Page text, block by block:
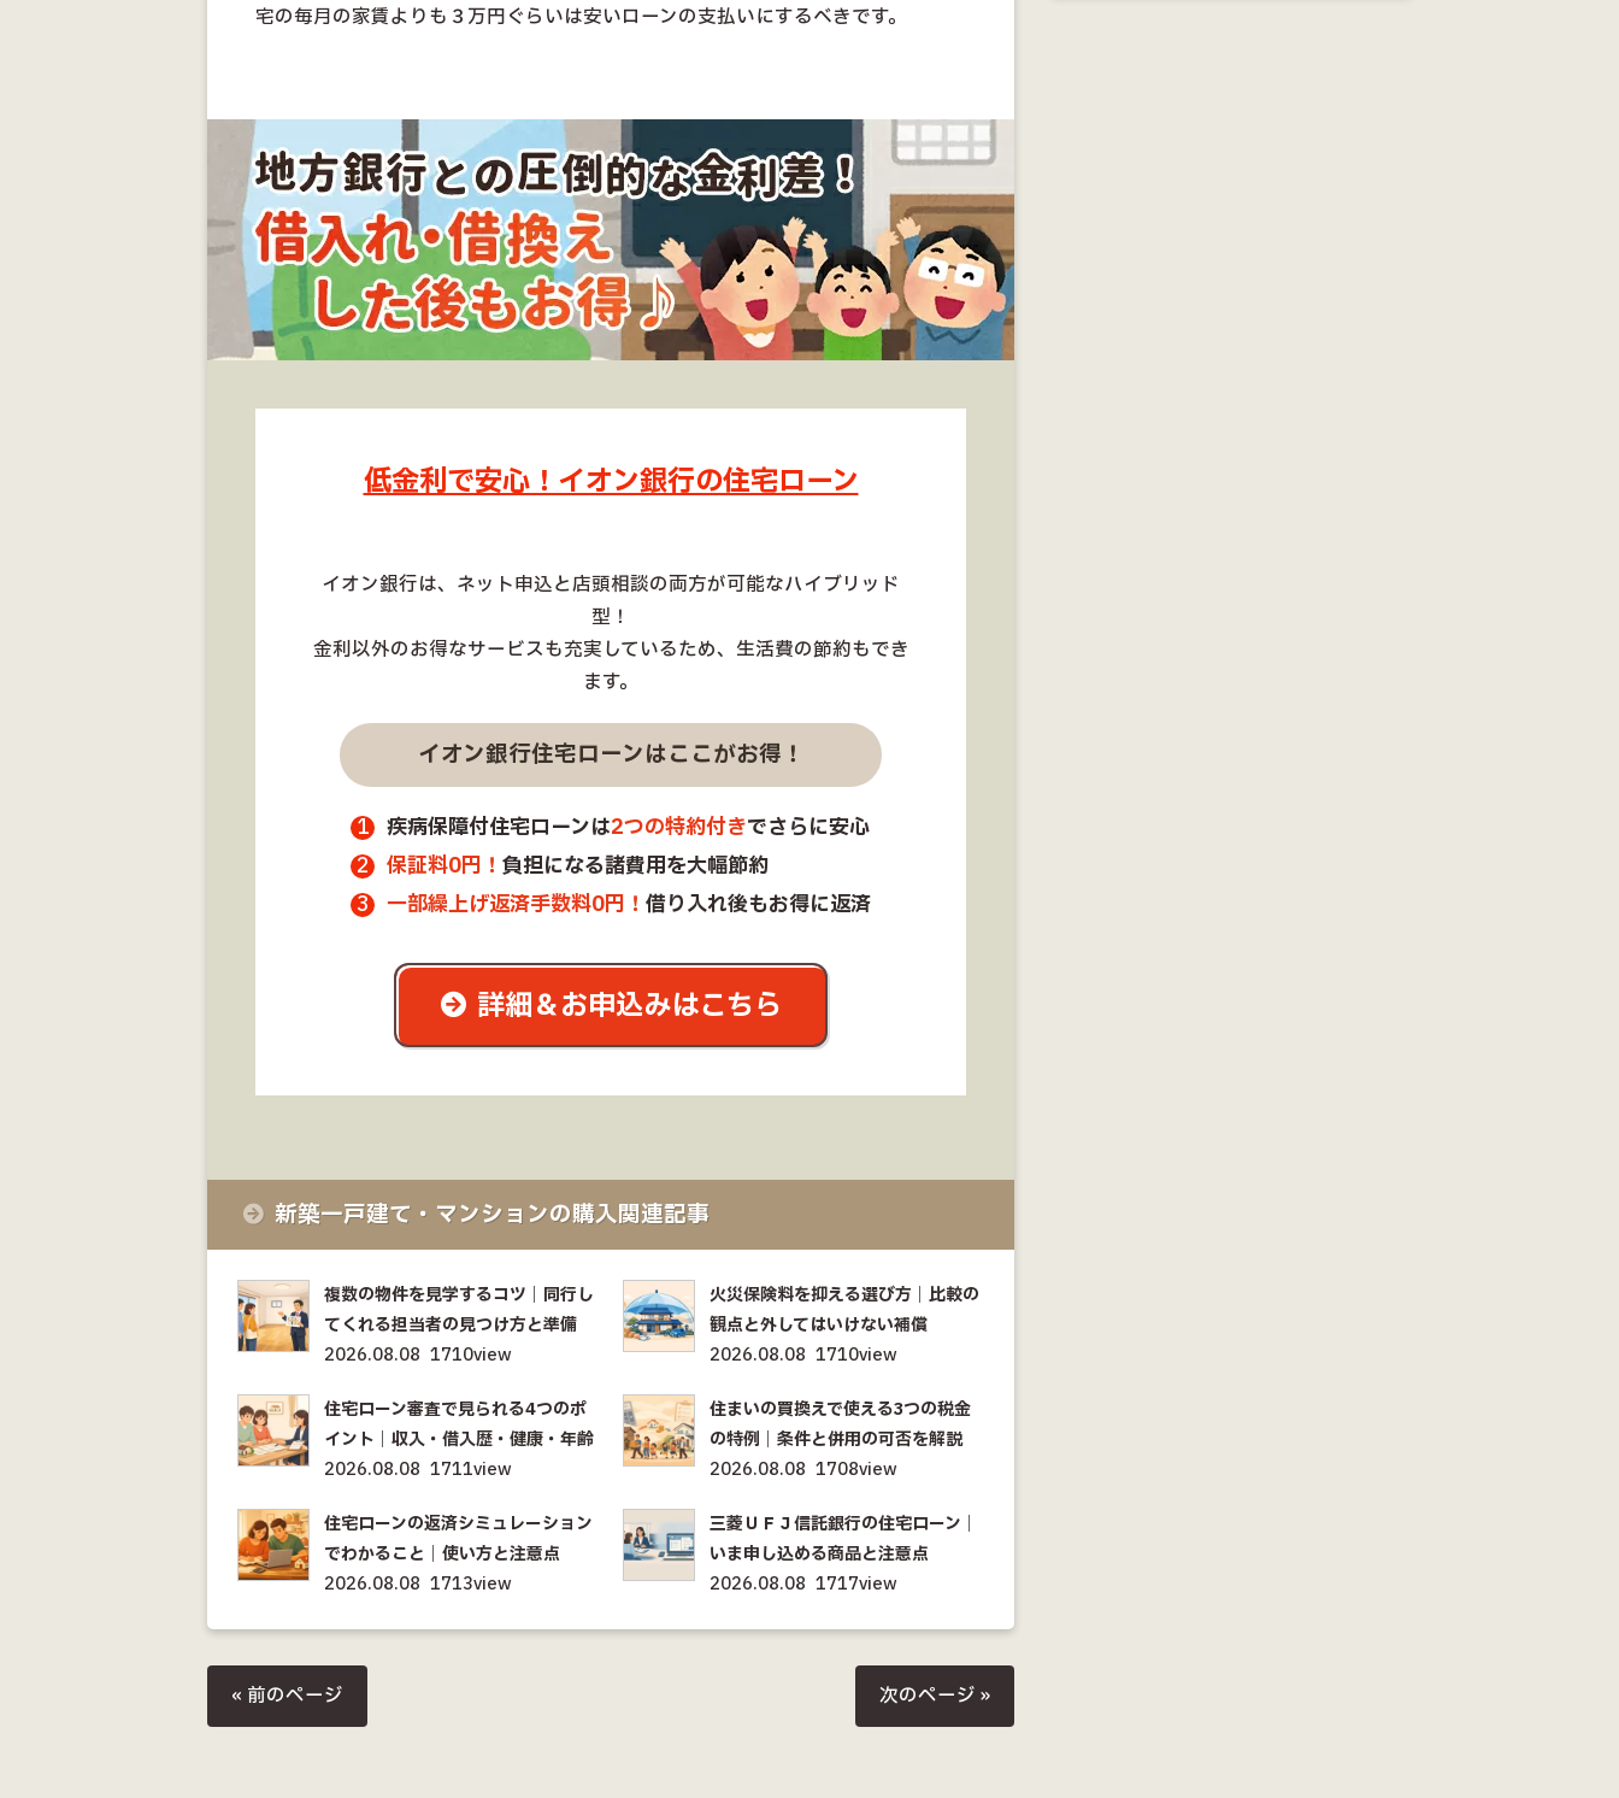
宅の毎月の家賃よりも３万円ぐらいは安いローンの支払いにするべきです。
低金利で安心！イオン銀行の住宅ローン
イオン銀行は、ネット申込と店頭相談の両方が可能なハイブリッド
型！
金利以外のお得なサービスも充実しているため、生活費の節約もでき
ます。
イオン銀行住宅ローンはここがお得！
疾病保障付住宅ローンは2つの特約付きでさらに安心
保証料0円！ 負担になる諸費用を大幅節約
一部繰上げ返済手数料0円！ 借り入れ後もお得に返済
詳細＆お申込みはこちら
新築一戸建て・マンションの購入関連記事
複数の物件を見学するコツ｜同行し
てくれる担当者の見つけ方と準備
2026.08.08 1710view
火災保険料を抑える選び方｜比較の
観点と外してはいけない補償
2026.08.08 1710view
住宅ローン審査で見られる4つのポ
イント｜収入・借入歴・健康・年齢
2026.08.08 1711view
住まいの買換えで使える3つの税金
の特例｜条件と併用の可否を解説
2026.08.08 1708view
住宅ローンの返済シミュレーション
でわかること｜使い方と注意点
2026.08.08 1713view
三菱ＵＦＪ信託銀行の住宅ローン｜
いま申し込める商品と注意点
2026.08.08 1717view
« 前のページ 次のページ »